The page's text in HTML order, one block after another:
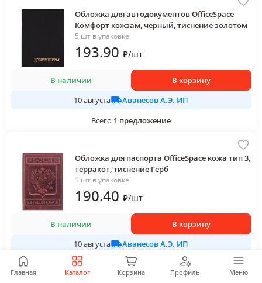
Главная Каталог Корзина Профиль Меню
Обложка для автодокументов OfficeSpace
Комфорт кожзам, черный, тиснение золотом
5 шт в упаковке
193.90 ₽/шт
В наличии
В корзину
10 августа
Аванесов А.Э. ИП
Всего 1 предложение
Обложка для паспорта OfficeSpace кожа тип 3,
терракот, тиснение Герб
1 шт в упаковке
190.40 ₽/шт
В наличии
В корзину
10 августа
Аванесов А.Э. ИП
предложение